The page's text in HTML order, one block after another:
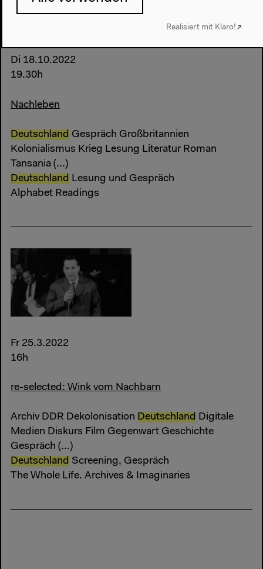
Di 18.10.2022
19.30h
Nachleben
Deutschland Gespräch Großbritannien
Kolonialismus Krieg Lesung Literatur Roman
Tansania (...)
Deutschland Lesung und Gespräch
Alphabet Readings
Fr 25.3.2022
16h
re-selected: Wink vom Nachbarn
Archiv DDR Dekolonisation Deutschland Digitale
Medien Diskurs Film Gegenwart Geschichte
Gespräch (...)
Deutschland Screening, Gespräch
The Whole Life. Archives & Imaginaries
Realisiert mit Klaro!